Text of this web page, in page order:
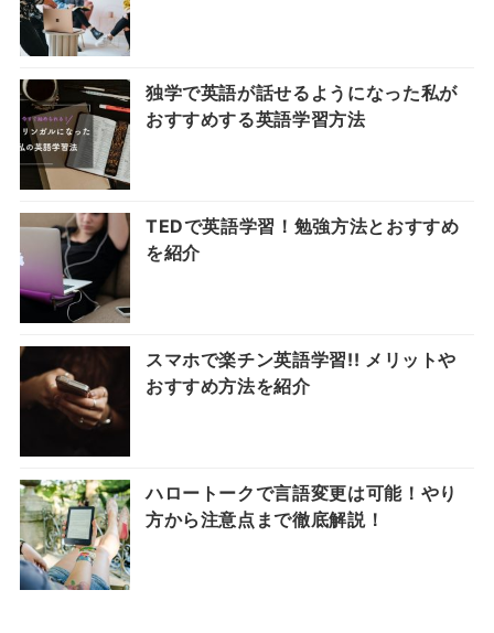
独学で英語が話せるようになった私が
おすすめする英語学習方法
TEDで英語学習！勉強方法とおすすめ
を紹介
スマホで楽チン英語学習!! メリットや
おすすめ方法を紹介
ハロートークで言語変更は可能！やり
方から注意点まで徹底解説！